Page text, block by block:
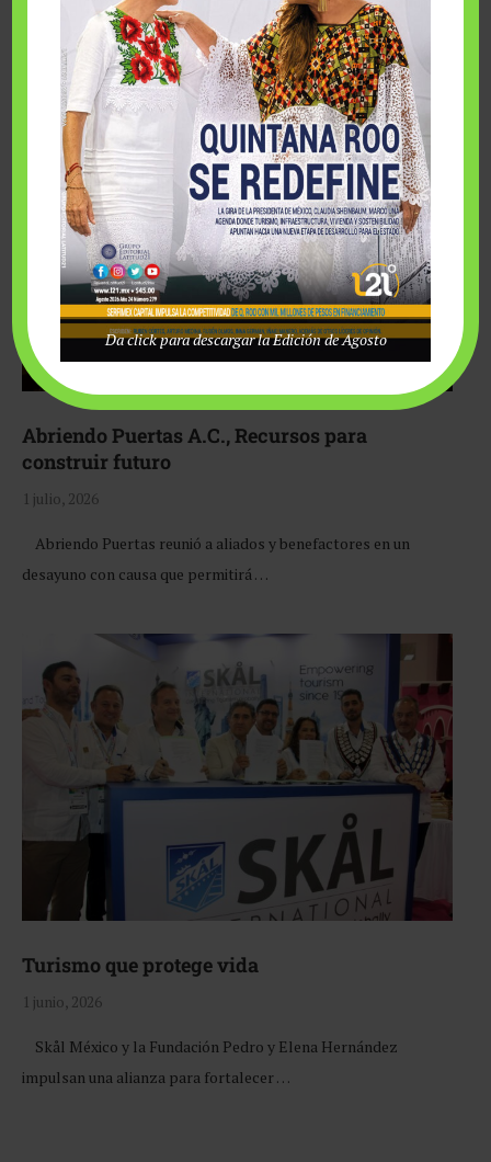
Fairmont Mayakoba y Make-A-Wish México unieron
esfuerzos para hacer realidad el deseo de una …
Abriendo Puertas A.C., Recursos para
construir futuro
1 julio, 2026
Abriendo Puertas reunió a aliados y benefactores en un
desayuno con causa que permitirá …
Turismo que protege vida
1 junio, 2026
Skål México y la Fundación Pedro y Elena Hernández
impulsan una alianza para fortalecer …
Da click para descargar la Edición de Agosto